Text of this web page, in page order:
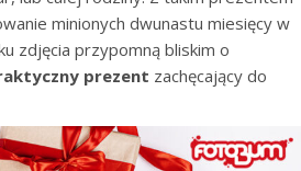
minionych dwunastu miesięcy w
zdjęcia przypomną bliskim o
prezent zachęcający do